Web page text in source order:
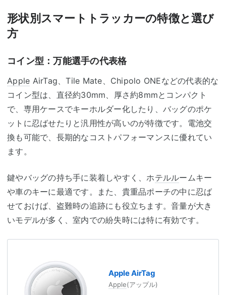
形状別スマートトラッカーの特徴と選び
方
コイン型：万能選手の代表格
Apple AirTag、Tile Mate、Chipolo ONEなどの代表的な
コイン型は、直径約30mm、厚さ約8mmとコンパクト
で、専用ケースでキーホルダー化したり、バッグのポケ
ットに忍ばせたりと汎用性が高いのが特徴です。電池交
換も可能で、長期的なコストパフォーマンスに優れてい
ます。
鍵やバッグの持ち手に装着しやすく、ホテルルームキー
や車のキーに最適です。また、貴重品ポーチの中に忍ば
せておけば、盗難時の追跡にも役立ちます。音量が大き
いモデルが多く、室内での紛失時には特に有効です。
Apple AirTag
Apple(アップル)